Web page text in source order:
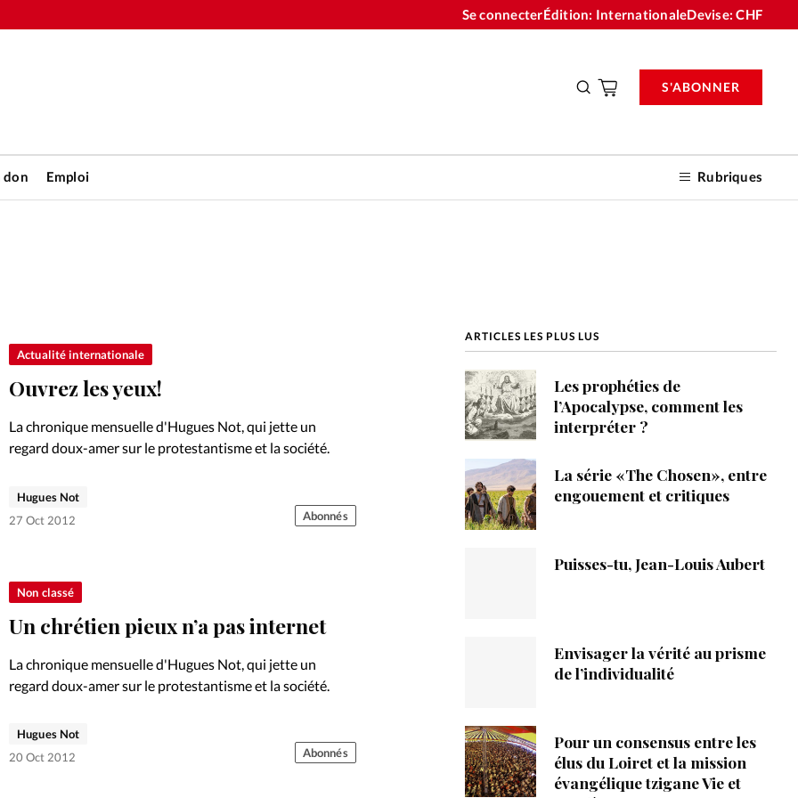
Se connecterÉdition: InternationaleDevise:CHF
don Emploi Rubriques
S'ABONNER
Foi
Opinions
À propos
Emploi
Actualité internationale
Ouvrez les yeux!
La chronique mensuelle d'Hugues Not, qui jette un
regard doux-amer sur le protestantisme et la société.
Hugues Not
27 Oct 2012
Abonnés
Non classé
Un chrétien pieux n’a pas internet
La chronique mensuelle d'Hugues Not, qui jette un
regard doux-amer sur le protestantisme et la société.
Hugues Not
20 Oct 2012
Abonnés
ARTICLES LES PLUS LUS
Les prophéties de
l’Apocalypse, comment les
interpréter ?
La série «The Chosen», entre
engouement et critiques
Puisses-tu, Jean-Louis Aubert
Envisager la vérité au prisme
de l’individualité
Pour un consensus entre les
élus du Loiret et la mission
évangélique tzigane Vie et